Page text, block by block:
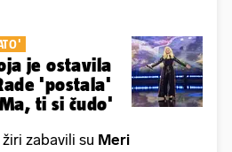
je ostavila
'postala'
ti si čudo'
zabavili su Meri